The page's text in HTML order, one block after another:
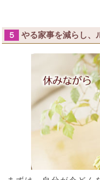
５ やる家事を減らし、